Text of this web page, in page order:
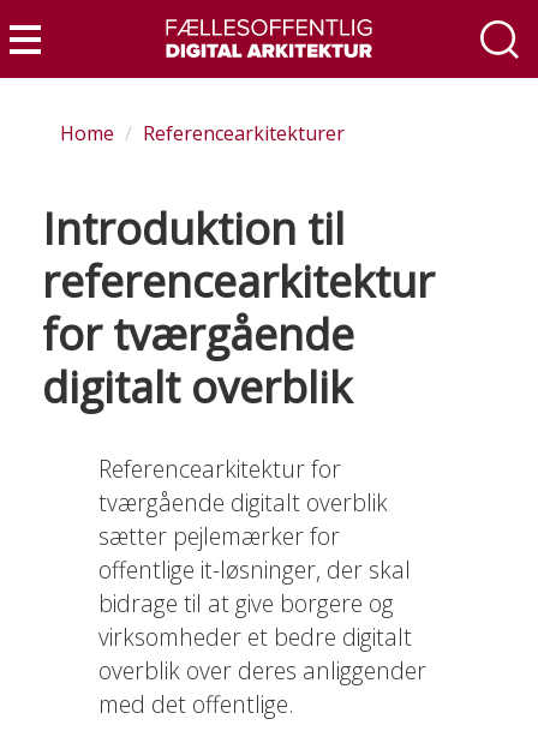
to
main
content
Menu
Home Referencearkitekturer
Introduktion til
referencearkitektur
for tværgående
digitalt overblik
Referencearkitektur for
tværgående digitalt overblik
sætter pejlemærker for
offentlige it-løsninger, der skal
bidrage til at give borgere og
virksomheder et bedre digitalt
overblik over deres anliggender
med det offentlige.